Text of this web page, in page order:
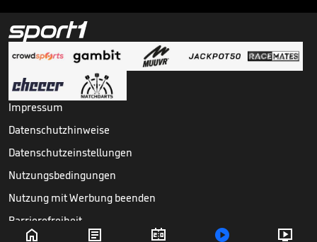
    
Impressum
Datenschutzhinweise
Datenschutzeinstellungen
Nutzungsbedingungen
Nutzung mit Werbung beenden
Barrierefreiheit